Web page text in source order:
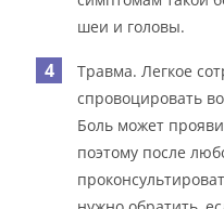
шеи и головы.
Травма. Легкое
спровоцировать
Боль может
поэтому после